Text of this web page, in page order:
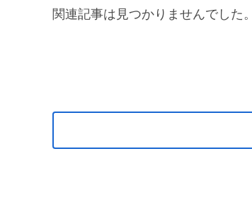
関連記事は見つかりませんでした。